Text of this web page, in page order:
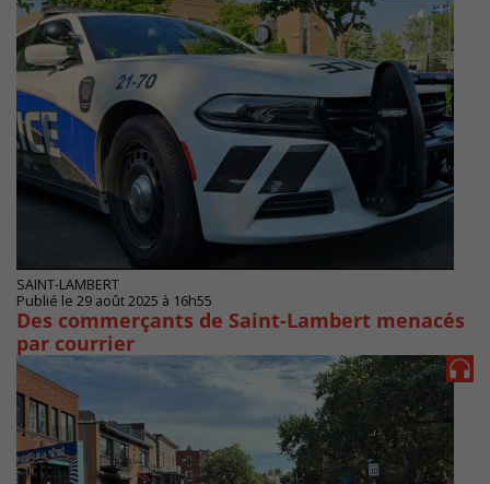
SAINT-LAMBERT
Publié le 29 août 2025 à 16h55
Des commerçants de Saint-Lambert menacés
par courrier